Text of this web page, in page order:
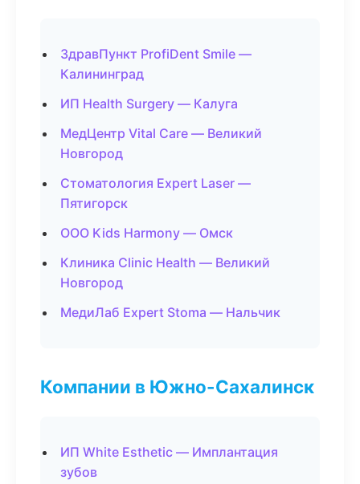
ЗдравПункт ProfiDent Smile —
Калининград
ИП Health Surgery — Калуга
МедЦентр Vital Care — Великий
Новгород
Стоматология Expert Laser —
Пятигорск
ООО Kids Harmony — Омск
Клиника Clinic Health — Великий
Новгород
МедиЛаб Expert Stoma — Нальчик
Компании в Южно-Сахалинск
ИП White Esthetic — Имплантация
зубов